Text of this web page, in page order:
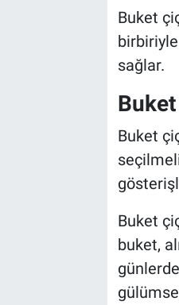
Buket
sağlar.
Buket
Buket
buket,